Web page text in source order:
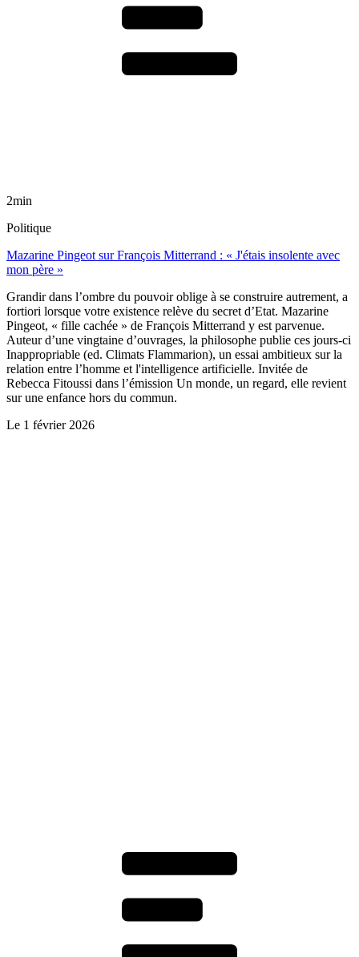
2min
Politique
Mazarine Pingeot sur François Mitterrand : « J'étais insolente avec
mon père »
Grandir dans l’ombre du pouvoir oblige à se construire autrement, a
fortiori lorsque votre existence relève du secret d’Etat. Mazarine
Pingeot, « fille cachée » de François Mitterrand y est parvenue.
Auteur d’une vingtaine d’ouvrages, la philosophe publie ces jours-ci
Inappropriable (ed. Climats Flammarion), un essai ambitieux sur la
relation entre l’homme et l'intelligence artificielle. Invitée de
Rebecca Fitoussi dans l’émission Un monde, un regard, elle revient
sur une enfance hors du commun.
Le 1 février 2026